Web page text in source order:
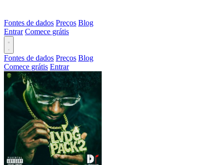
Fontes de dados Preços Blog
Entrar Comece grátis
Fontes de dados Preços Blog
Comece grátis Entrar